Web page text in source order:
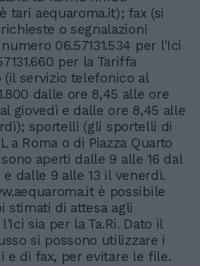
tari aequaroma.it); fax (si
o segnalazioni
06.57131.534 per l'Ici
per la Tariffa
servizio telefonico al
dalle ore 8,45 alle ore
giovedì e dalle ore 8,45 alle
sportelli (gli sportelli di
a Roma o di Piazza Quarto
aperti dalle 9 alle 16 dal
dalle 9 alle 13 il venerdì.
è possibile
stimati di attesa agli
sia per la Ta.Ri. Dato il
si possono utilizzare i
e di fax, per evitare le file.